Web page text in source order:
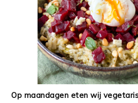
Op maandagen eten wij